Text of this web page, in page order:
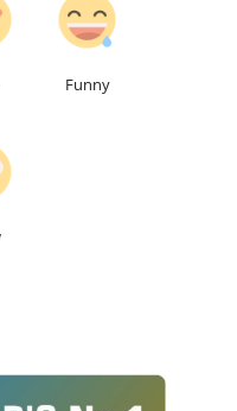
Funny